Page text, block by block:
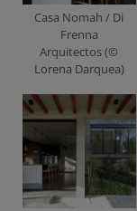
Casa Nomah / Di
Frenna
Arquitectos (©
Lorena Darquea)